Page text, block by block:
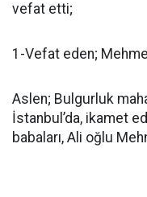
vefat etti;
1-Vefat eden;
Aslen; Bulgurluk
İstanbul’da, ikamet
babaları, Ali oğlu